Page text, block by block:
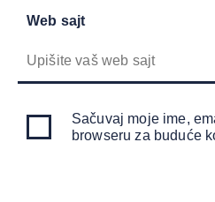
Web sajt
Sačuvaj moje ime,
browseru za buduće